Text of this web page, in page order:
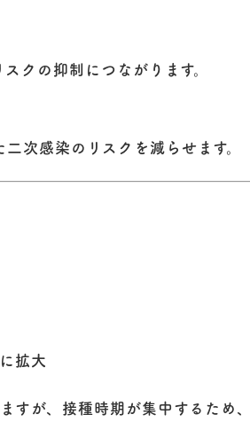
クの抑制につながります。
次感染のリスクを減らせます。
拡大
すが、 接種時期が集中するため